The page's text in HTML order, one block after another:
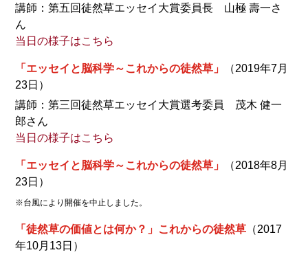
講師：第五回徒然草エッセイ大賞委員長 山極 壽一さ
ん
当日の様子はこちら
「エッセイと脳科学～これからの徒然草」
（2019年7月
23日）
講師：第三回徒然草エッセイ大賞選考委員 茂木 健一
郎さん
当日の様子はこちら
「エッセイと脳科学～これからの徒然草」
（2018年8月
23日）
※台風により開催を中止しました。
「徒然草の価値とは何か？」これからの徒然草 （2017
年10月13日）